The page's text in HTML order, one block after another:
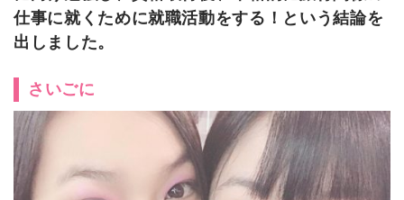
仕事に就くために就職活動をする！という結論を
出しました。
さいごに